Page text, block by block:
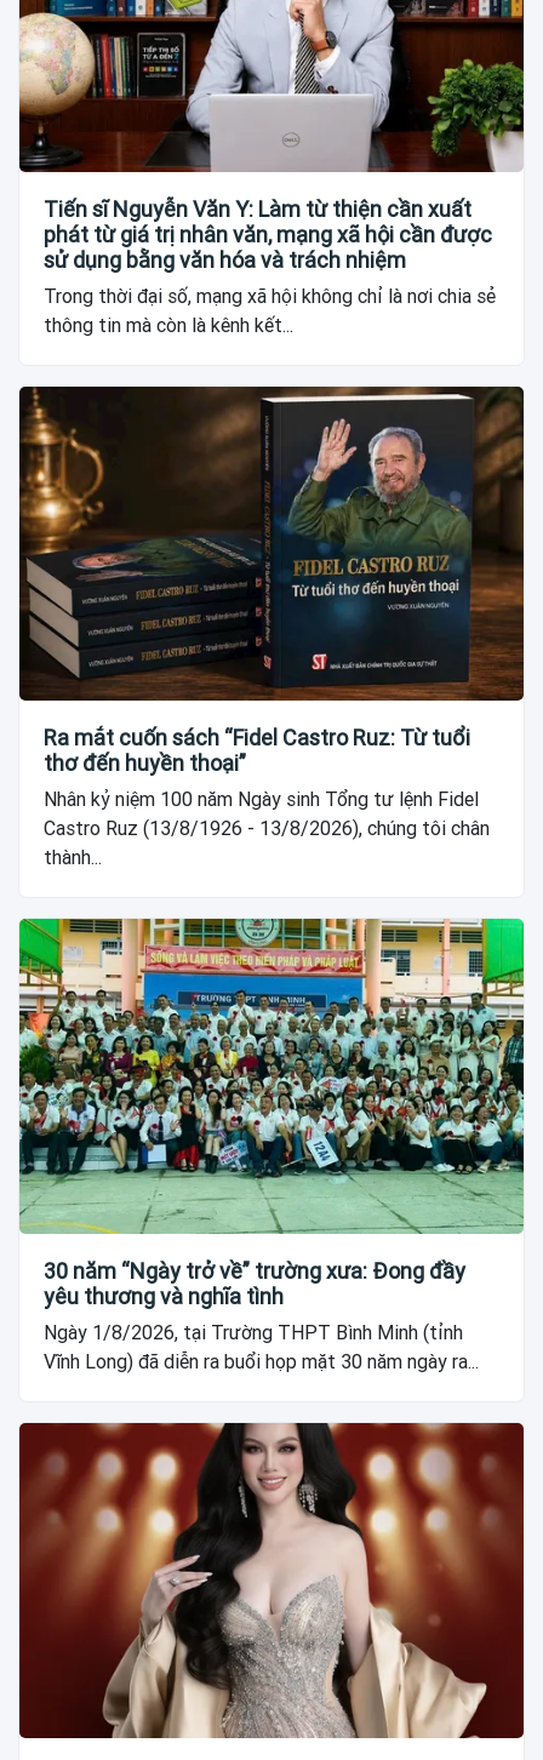
Tiến sĩ Nguyễn Văn Y: Làm từ thiện cần xuất
phát từ giá trị nhân văn, mạng xã hội cần được
sử dụng bằng văn hóa và trách nhiệm
Trong thời đại số, mạng xã hội không chỉ là nơi chia sẻ
thông tin mà còn là kênh kết...
Ra mắt cuốn sách “Fidel Castro Ruz: Từ tuổi
thơ đến huyền thoại”
Nhân kỷ niệm 100 năm Ngày sinh Tổng tư lệnh Fidel
Castro Ruz (13/8/1926 - 13/8/2026), chúng tôi chân
thành...
30 năm “Ngày trở về” trường xưa: Đong đầy
yêu thương và nghĩa tình
Ngày 1/8/2026, tại Trường THPT Bình Minh (tỉnh
Vĩnh Long) đã diễn ra buổi họp mặt 30 năm ngày ra...